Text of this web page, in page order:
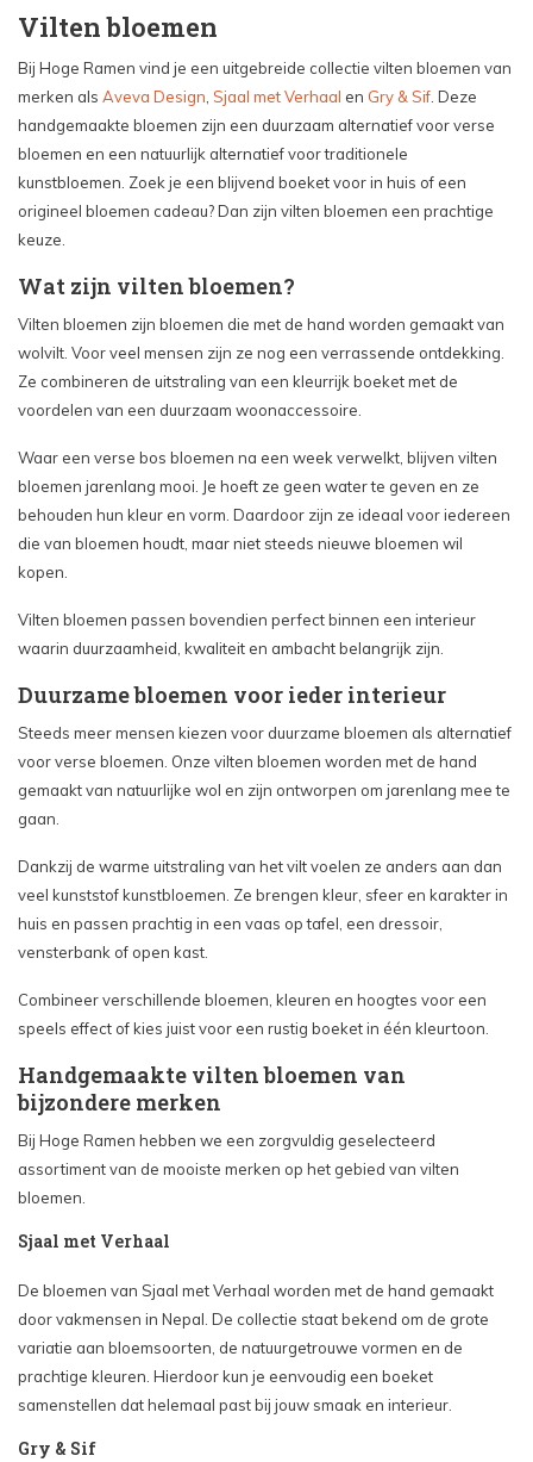
Vilten bloemen
Bij Hoge Ramen vind je een uitgebreide collectie vilten bloemen van
merken als Aveva Design Sjaal met Verhaal en Gry & Sif . Deze
handgemaakte bloemen zijn een duurzaam alternatief voor verse
bloemen en een natuurlijk alternatief voor traditionele
kunstbloemen. Zoek je een blijvend boeket voor in huis of een
origineel bloemen cadeau? Dan zijn vilten bloemen een prachtige
keuze.
Wat zijn vilten bloemen?
Vilten bloemen zijn bloemen die met de hand worden gemaakt van
wolvilt. Voor veel mensen zijn ze nog een verrassende ontdekking.
Ze combineren de uitstraling van een kleurrijk boeket met de
voordelen van een duurzaam woonaccessoire.
Waar een verse bos bloemen na een week verwelkt, blijven vilten
bloemen jarenlang mooi. Je hoeft ze geen water te geven en ze
behouden hun kleur en vorm. Daardoor zijn ze ideaal voor iedereen
die van bloemen houdt, maar niet steeds nieuwe bloemen wil
kopen.
Vilten bloemen passen bovendien perfect binnen een interieur
waarin duurzaamheid, kwaliteit en ambacht belangrijk zijn.
Duurzame bloemen voor ieder interieur
Steeds meer mensen kiezen voor duurzame bloemen als alternatief
voor verse bloemen. Onze vilten bloemen worden met de hand
gemaakt van natuurlijke wol en zijn ontworpen om jarenlang mee te
gaan.
Dankzij de warme uitstraling van het vilt voelen ze anders aan dan
veel kunststof kunstbloemen. Ze brengen kleur, sfeer en karakter in
huis en passen prachtig in een vaas op tafel, een dressoir,
vensterbank of open kast.
Combineer verschillende bloemen, kleuren en hoogtes voor een
speels effect of kies juist voor een rustig boeket in één kleurtoon.
Handgemaakte vilten bloemen van
bijzondere merken
Bij Hoge Ramen hebben we een zorgvuldig geselecteerd
assortiment van de mooiste merken op het gebied van vilten
bloemen.
Sjaal met Verhaal
De bloemen van Sjaal met Verhaal worden met de hand gemaakt
door vakmensen in Nepal. De collectie staat bekend om de grote
variatie aan bloemsoorten, de natuurgetrouwe vormen en de
prachtige kleuren. Hierdoor kun je eenvoudig een boeket
samenstellen dat helemaal past bij jouw smaak en interieur.
Gry & Sif